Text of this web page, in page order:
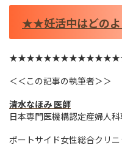
★★妊活中はどの
＜＜この記事の執筆者＞＞
清水なほみ 医師
日本専門医機構認定産婦人
ポートサイド女性総合クリ